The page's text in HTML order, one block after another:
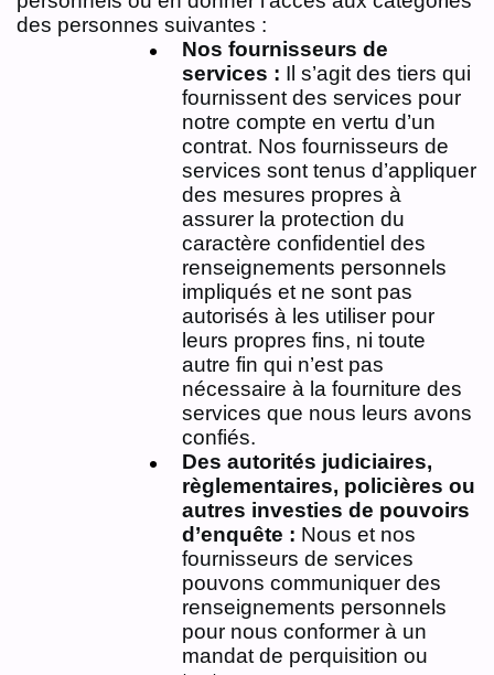
des personnes suivantes :
Nos fournisseurs de
services : Il s’agit des tiers qui
fournissent des services pour
notre compte en vertu d’un
contrat. Nos fournisseurs de
services sont tenus d’appliquer
des mesures propres à
assurer la protection du
caractère confidentiel des
renseignements personnels
impliqués et ne sont pas
autorisés à les utiliser pour
leurs propres fins, ni toute
autre fin qui n’est pas
nécessaire à la fourniture des
services que nous leurs avons
confiés.
Des autorités judiciaires,
règlementaires, policières ou
autres investies de pouvoirs
d’enquête : Nous et nos
fournisseurs de services
pouvons communiquer des
renseignements personnels
pour nous conformer à un
mandat de perquisition ou